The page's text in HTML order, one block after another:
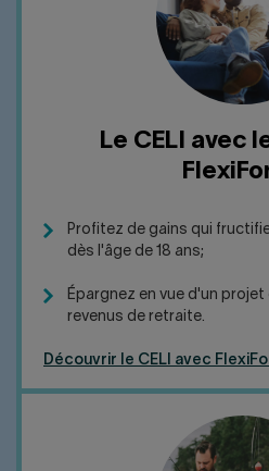
Le CELI avec
Profitez de gains qui
dès l'âge de 18 ans;
Épargnez en vue d'un
revenus de retraite.
Découvrir le CELI avec